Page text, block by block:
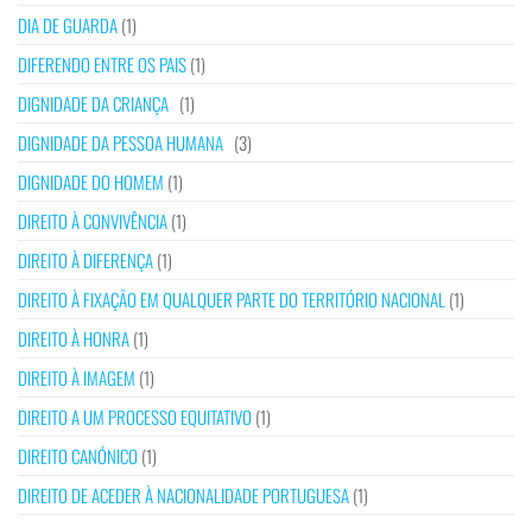
DIA DE GUARDA(1)
DIFERENDO ENTRE OS PAIS(1)
DIGNIDADE DA CRIANÇA (1)
DIGNIDADE DA PESSOA HUMANA (3)
DIGNIDADE DO HOMEM (1)
DIREITO À CONVIVÊNCIA(1)
DIREITO À DIFERENÇA(1)
DIREITO À FIXAÇÃO EM QUALQUER PARTE DO TERRITÓRIO NACIONAL (1)
DIREITO À HONRA(1)
DIREITO À IMAGEM (1)
DIREITO A UM PROCESSO EQUITATIVO (1)
DIREITO CANÓNICO (1)
DIREITO DE ACEDER À NACIONALIDADE PORTUGUESA(1)